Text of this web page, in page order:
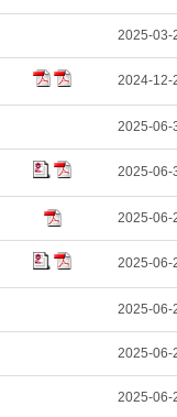
2025-03-
2024-12-
2025-06-
2025-06-
2025-06-
2025-06-
2025-06-
2025-06-
2025-06-